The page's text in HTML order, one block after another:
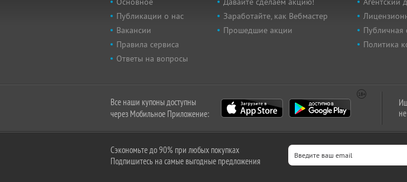
Публикации о нас
Вакансии
Правила сервиса
Ответы на вопросы
Заработайте, как Вебмастер
Прошедшие акции
Публичная
Политика
Все наши купоны доступны
через Мобильное Приложение:
Сэкономьте до 90% при любых покупках
Подпишитесь на самые выгодные предложения